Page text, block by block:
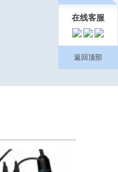
在线客服
返回顶部